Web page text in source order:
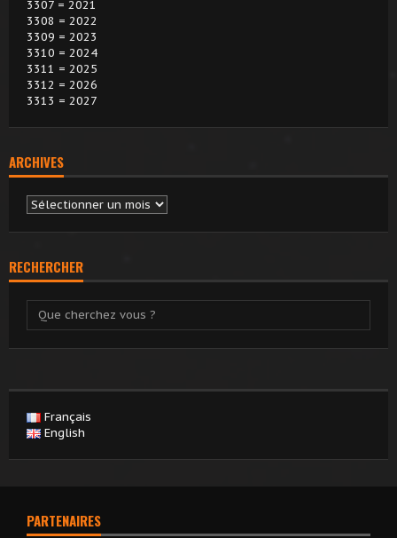
3307 = 2021
3308 = 2022
3309 = 2023
3310 = 2024
3311 = 2025
3312 = 2026
3313 = 2027
ARCHIVES
Archives
RECHERCHER
Français
English
PARTENAIRES